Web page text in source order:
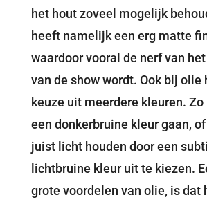
het hout zoveel mogelijk
heeft namelijk een erg matte
waardoor vooral de nerf van
van de show wordt. Ook bij olie
keuze uit meerdere kleuren. Zo
een donkerbruine kleur gaan,
juist licht houden door een
lichtbruine kleur uit te kiezen.
grote voordelen van olie, is dat